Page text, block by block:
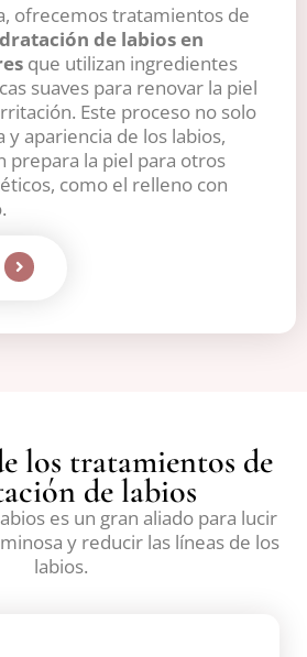
ofrecemos tratamientos de
de labios en
que utilizan ingredientes
suaves para renovar la piel
Este proceso no solo
apariencia de los labios,
prepara la piel para otros
como el relleno con
los tratamientos de
de labios
es un gran aliado para lucir
y reducir las líneas de los
labios.